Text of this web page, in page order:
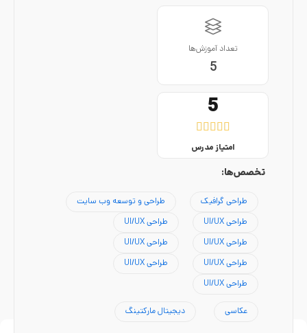
تعداد آموزش‌ها
5
5





امتیاز مدرس
تخصص‌ها:
طراحی گرافیک
طراحی و توسعه وب سایت
طراحی UI/UX
طراحی UI/UX
طراحی UI/UX
طراحی UI/UX
طراحی UI/UX
طراحی UI/UX
طراحی UI/UX
عکاسی دیجیتال مارکتینگ